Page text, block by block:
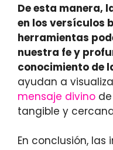
De esta manera,
en los versículos
herramientas
nuestra fe y
conocimiento de
ayudan a
mensaje divino
tangible y
En conclusión,